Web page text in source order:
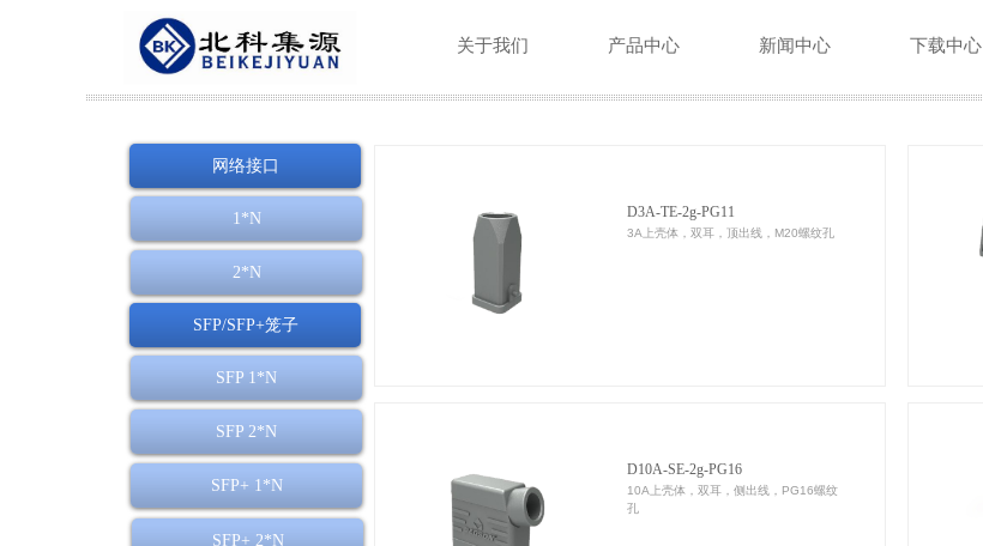
网络接口
D3A-TE-2g-PG11
3A上壳体，双耳，顶出线，M20螺纹孔
D10A-SE-2g-PG16
10A上壳体，双耳，侧出线，PG16螺纹
孔
1*N
2*N
SFP/SFP+笼子
SFP 1*N
SFP 2*N
SFP+ 1*N
SFP+ 2*N
关于我们 产品中心 新闻中心 下载中心